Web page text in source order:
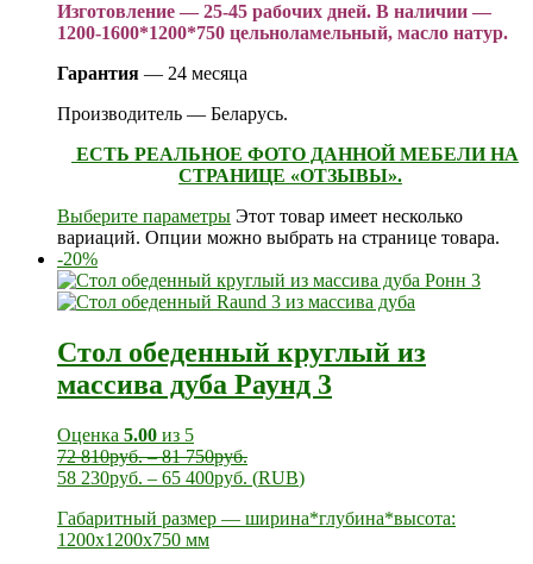
Изготовление — 25-45 рабочих дней. В наличии —
1200-1600*1200*750 цельноламельный, масло натур.
Гарантия — 24 месяца
Производитель — Беларусь.
ЕСТЬ РЕАЛЬНОЕ ФОТО ДАННОЙ МЕБЕЛИ НА
СТРАНИЦЕ «ОТЗЫВЫ».
Выберите параметры Этот товар имеет несколько
вариаций. Опции можно выбрать на странице товара.
-20%
Стол обеденный круглый из
массива дуба Раунд 3
Оценка 5.00 из 5
72 810руб.–81 750руб.
58 230руб. – 65 400руб. (RUB)
Габаритный размер — ширина*глубина*высота:
1200х1200х750 мм